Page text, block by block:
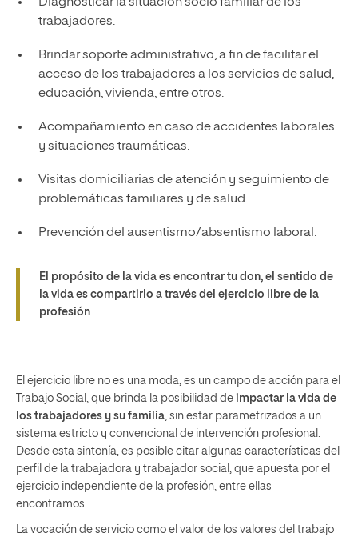
Diagnosticar la situación socio familiar de los
trabajadores.
Brindar soporte administrativo, a fin de facilitar el
acceso de los trabajadores a los servicios de salud,
educación, vivienda, entre otros.
Acompañamiento en caso de accidentes laborales
y situaciones traumáticas.
Visitas domiciliarias de atención y seguimiento de
problemáticas familiares y de salud.
Prevención del ausentismo/absentismo laboral.
El propósito de la vida es encontrar tu don, el sentido de
la vida es compartirlo a través del ejercicio libre de la
profesión
El ejercicio libre no es una moda, es un campo de acción para el
Trabajo Social, que brinda la posibilidad de impactar la vida de
los trabajadores y su familia, sin estar parametrizados a un
sistema estricto y convencional de intervención profesional.
Desde esta sintonía, es posible citar algunas características del
perfil de la trabajadora y trabajador social, que apuesta por el
ejercicio independiente de la profesión, entre ellas
encontramos:
La vocación de servicio como el valor de los valores del trabajo